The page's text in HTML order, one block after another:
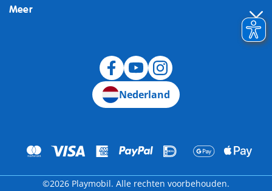
Meer
Nederland
©2026 Playmobil. Alle rechten voorbehouden.